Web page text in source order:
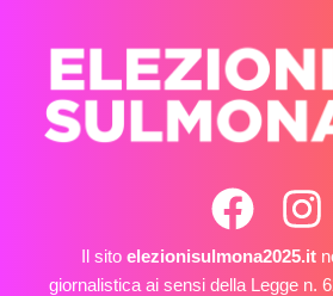
Il sito elezionisulmona2025.it
giornalistica ai sensi della Legge n.